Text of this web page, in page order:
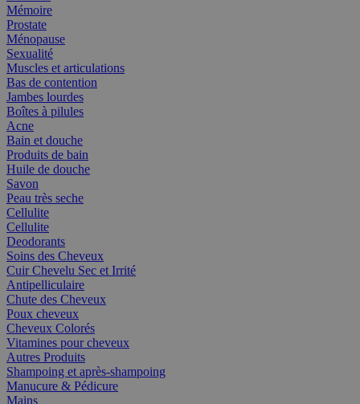
Mémoire
Prostate
Ménopause
Sexualité
Muscles et articulations
Bas de contention
Jambes lourdes
Boîtes à pilules
Acne
Bain et douche
Produits de bain
Huile de douche
Savon
Peau très seche
Cellulite
Cellulite
Deodorants
Soins des Cheveux
Cuir Chevelu Sec et Irrité
Antipelliculaire
Chute des Cheveux
Poux cheveux
Cheveux Colorés
Vitamines pour cheveux
Autres Produits
Shampoing et après-shampoing
Manucure & Pédicure
Mains